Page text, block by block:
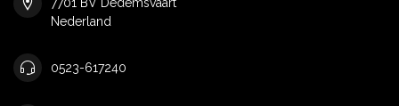
Nederland
0523-617240